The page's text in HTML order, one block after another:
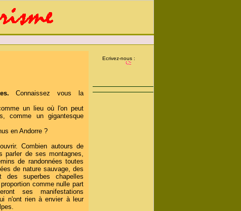
Connaissez vous la
un lieu où l'on peut
comme un gigantesque
en Andorre ?
Combien autours de
parler de ses montagnes,
de randonnées toutes
de nature sauvage, des
des superbes chapelles
comme nulle part
ses manifestations
n'ont rien à envier à leur
Ecrivez-nous :